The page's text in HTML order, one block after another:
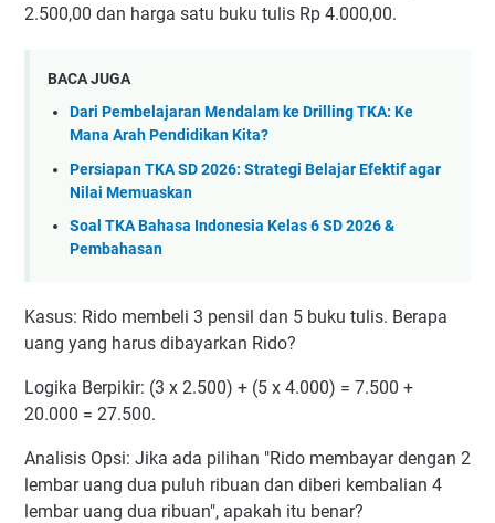
2.500,00 dan harga satu buku tulis Rp 4.000,00.
BACA JUGA
Dari Pembelajaran Mendalam ke Drilling TKA: Ke
Mana Arah Pendidikan Kita?
Persiapan TKA SD 2026: Strategi Belajar Efektif agar
Nilai Memuaskan
Soal TKA Bahasa Indonesia Kelas 6 SD 2026 &
Pembahasan
Kasus: Rido membeli 3 pensil dan 5 buku tulis. Berapa
uang yang harus dibayarkan Rido?
Logika Berpikir: (3 x 2.500) + (5 x 4.000) = 7.500 +
20.000 = 27.500.
Analisis Opsi: Jika ada pilihan "Rido membayar dengan 2
lembar uang dua puluh ribuan dan diberi kembalian 4
lembar uang dua ribuan", apakah itu benar?